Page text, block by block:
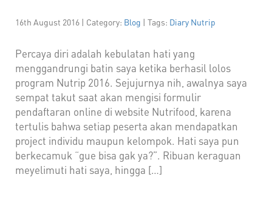
16th August 2016 | Category: Blog | Tags: Diary Nutrip
Percaya diri adalah kebulatan hati yang
menggandrungi batin saya ketika berhasil lolos
program Nutrip 2016. Sejujurnya nih, awalnya saya
sempat takut saat akan mengisi formulir
pendaftaran online di website Nutrifood, karena
tertulis bahwa setiap peserta akan mendapatkan
project individu maupun kelompok. Hati saya pun
berkecamuk “gue bisa gak ya?”. Ribuan keraguan
meyelimuti hati saya, hingga […]